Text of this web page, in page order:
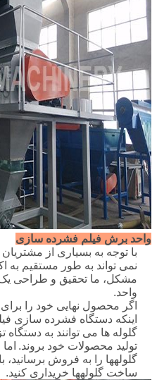
واحد برش فیلم فشرده سازی
با توجه به بسیاری از
نمی تواند به طور مستقیم به
مشکل، ما تحقیق و طراحی
واحد.
اگر محصول نهایی خود را برای
اینکه دستگاه فشرده سازی
گلوله ها می توانند به دستگاه
تولید محصولات خود بروند.
گلولهها را به فروش برسانید،
ساخت گلولهها خریداری کنید.